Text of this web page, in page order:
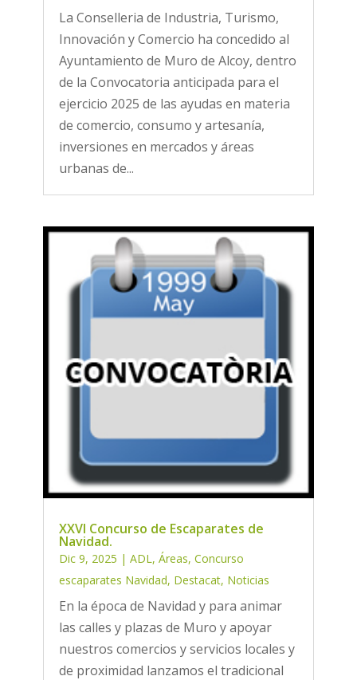
La Conselleria de Industria, Turismo,
Innovación y Comercio ha concedido al
Ayuntamiento de Muro de Alcoy, dentro
de la Convocatoria anticipada para el
ejercicio 2025 de las ayudas en materia
de comercio, consumo y artesanía,
inversiones en mercados y áreas
urbanas de...
XXVI Concurso de Escaparates de
Navidad.
Dic 9, 2025 | ADL , Áreas, Concurso
escaparates Navidad, Destacat, Noticias
En la época de Navidad y para animar
las calles y plazas de Muro y apoyar
nuestros comercios y servicios locales y
de proximidad lanzamos el tradicional